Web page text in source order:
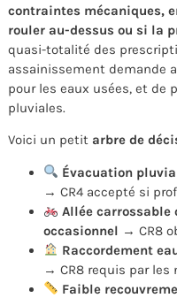
contraintes mécaniques,
rouler au-dessus ou si la
quasi-totalité des
assainissement demande
pour les eaux usées, et de
pluviales.
Voici un petit arbre de
Évacuation
→ CR4 accepté si
Allée carrossable
occasionnel → CR8
Raccordement
→ CR8 requis par les
Faible